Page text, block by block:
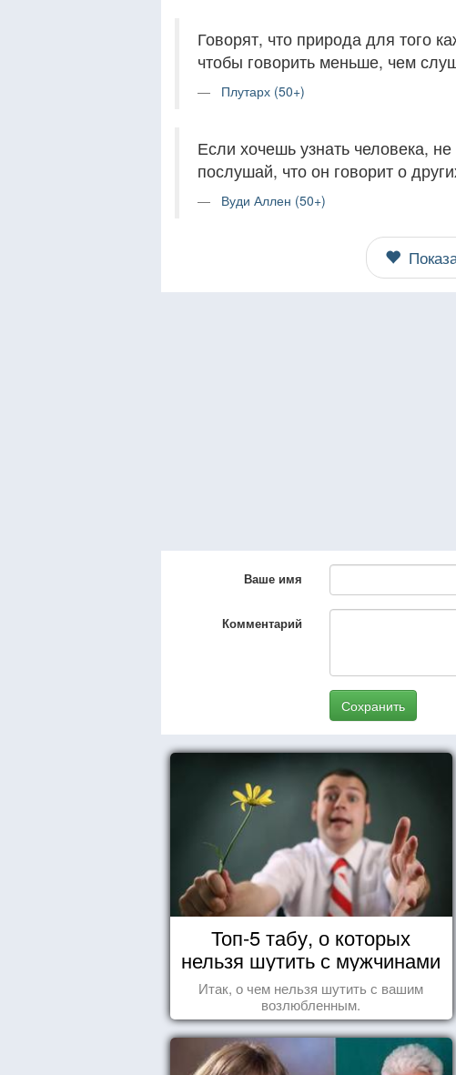
Говорят, что природа для того
чтобы говорить меньше, чем
Плутарх (50+)
Если хочешь узнать человека,
послушай, что он говорит о
Вуди Аллен (50+)
Ваше имя
Комментарий
Сохранить
Топ-5 табу, о которых
нельзя шутить с мужчинами
Итак, о чем нельзя шутить с вашим
возлюбленным.